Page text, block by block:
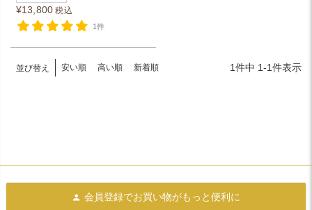
¥13,800 税込
1件
並び替え 安い順 高い順 新着順 1件中 1-1件表示
会員登録でお買い物がもっと便利に